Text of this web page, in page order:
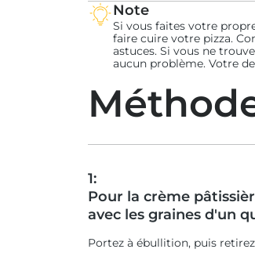
Note
Si vous faites votre
faire cuire votre pizza.
astuces. Si vous ne
aucun problème. Votre
1:
Pour la crème
avec les graines d'un
Portez à ébullition, puis